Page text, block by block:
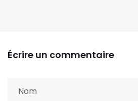
Écrire un commentaire